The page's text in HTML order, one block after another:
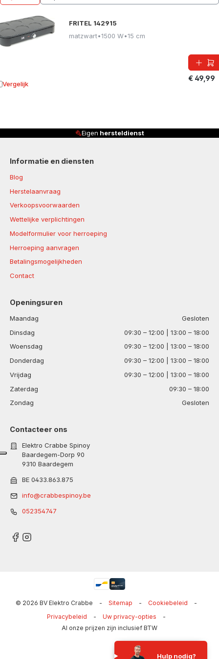
FRITEL 142915
matzwart•1500 W•15 cm
€ 49,99
Vergelijk aan vergelijking
Eigen hersteldienst
Informatie en diensten
Blog
Herstelaanvraag
Verkoopsvoorwaarden
Wettelijke verplichtingen
Modelformulier voor herroeping
Herroeping aanvragen
Betalingsmogelijkheden
Contact
Openingsuren
Maandag
Gesloten
Dinsdag
09:30 – 12:00 | 13:00 – 18:00
Woensdag
09:30 – 12:00 | 13:00 – 18:00
Donderdag
09:30 – 12:00 | 13:00 – 18:00
Vrijdag
09:30 – 12:00 | 13:00 – 18:00
Zaterdag
09:30 – 18:00
Zondag
Gesloten
Contacteer ons
Elektro Crabbe Spinoy
Baardegem-Dorp 90
9310 Baardegem
BE 0433.863.875
info@crabbespinoy.be
052354747
© 2026 BV Elektro Crabbe - Sitemap - Cookiebeleid
-
Privacybeleid
- Uw privacy-opties
-
Al onze prijzen zijn inclusief BTW
Hulp nodig?